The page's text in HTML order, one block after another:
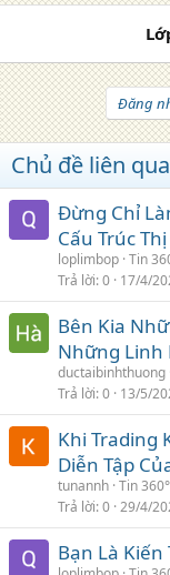
Đăng
Chủ đề liên
Đừng Chỉ
Cấu Trúc
loplimbop Tin
Trả lời 0 17/4/
Bên Kia
Những Linh
ductaibinhthuong
Trả lời 0 13/5/
Khi Trading
Diễn Tập
tunannh Tin 360°
Trả lời 0 29/4/
Bạn Là Kiến